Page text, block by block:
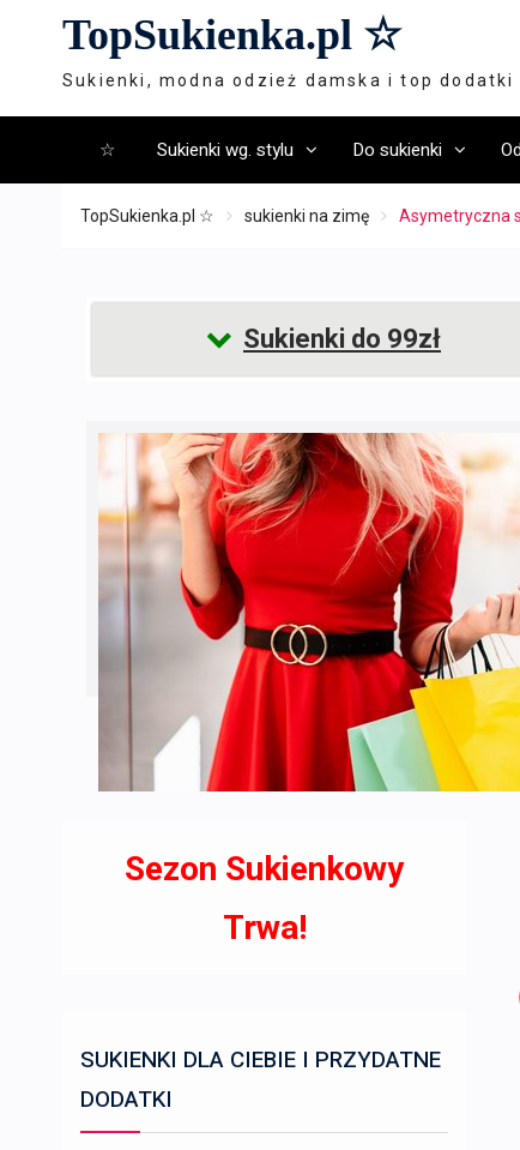
TopSukienka.pl ☆
Sukienki, modna odzież damska i top dodatki
☆ Sukienki wg. stylu Do sukienki
TopSukienka.pl ☆ sukienki na zimę Asymetryczna
Sukienki do 99zł
Sezon Sukienkowy
Trwa!
SUKIENKI DLA CIEBIE I PRZYDATNE
DODATKI